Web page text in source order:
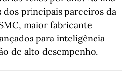
principais parceiros da
maior fabricante
para inteligência
de alto desempenho.